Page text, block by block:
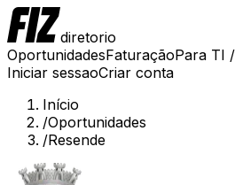
diretorio
OportunidadesFaturaçãoPara TI
Iniciar sessaoCriar conta
Início
/Oportunidades
/Resende